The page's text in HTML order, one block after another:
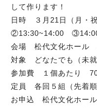
して作ります！
日時 ３月21日（月
②13:30~14:00
会場 松代文化ホール
対象 どなたでも（未就
参加費 １個あたり
定員 各回５組（先着順
お申込 松代文化ホ